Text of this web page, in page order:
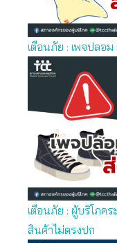
เตือนภัย : เพจปลอ
เตือนภัย : ผู้บริโภค
สินค้าไม่ตรงปก